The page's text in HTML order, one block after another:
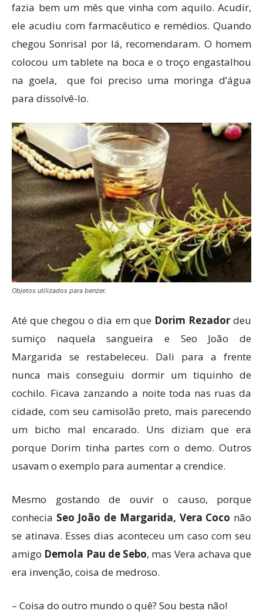
fazia bem um mês que vinha com aquilo. Acudir,
ele acudiu com farmacêutico e remédios. Quando
chegou Sonrisal por lá, recomendaram. O homem
colocou um tablete na boca e o troço engastalhou
na goela, que foi preciso uma moringa d’água
para dissolvê-lo.
Objetos utilizados para benzer.
Até que chegou o dia em que Dorim Rezadordeu
sumiço naquela sangueira e Seo João de
Margarida se restabeleceu. Dali para a frente
nunca mais conseguiu dormir um tiquinho de
cochilo. Ficava zanzando a noite toda nas ruas da
cidade, com seu camisolão preto, mais parecendo
um bicho mal encarado. Uns diziam que era
porque Dorim tinha partes com o demo. Outros
usavam o exemplo para aumentar a crendice.
Mesmo gostando de ouvir o causo, porque
conhecia Seo João de Margarida, Vera Coco não
se atinava. Esses dias aconteceu um caso com seu
amigo Demola Pau de Sebo, mas Vera achava que
era invenção, coisa de medroso.
– Coisa do outro mundo o quê? Sou besta não!